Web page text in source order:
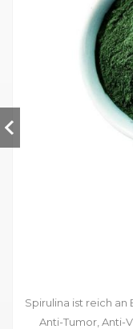
Spirulina ist reich
Anti-Tumor, Anti-